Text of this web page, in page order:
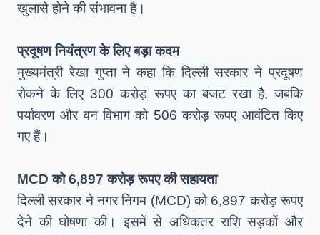
खुलासे होने की संभावना है।
प्रदूषण नियंत्रण के लिए बड़ा कदम
मुख्यमंत्री रेखा गुप्ता ने कहा कि दिल्ली सरकार ने प्रदूषण
रोकने के लिए 300 करोड़ रूपए का बजट रखा है, जबकि
पर्यावरण और वन विभाग को 506 करोड़ रूपए आवंटित किए
गए हैं।
MCD को 6,897 करोड़ रूपए की सहायता
दिल्ली सरकार ने नगर निगम (MCD) को 6,897 करोड़ रूपए
देने की घोषणा की। इसमें से अधिकतर राशि सड़कों और